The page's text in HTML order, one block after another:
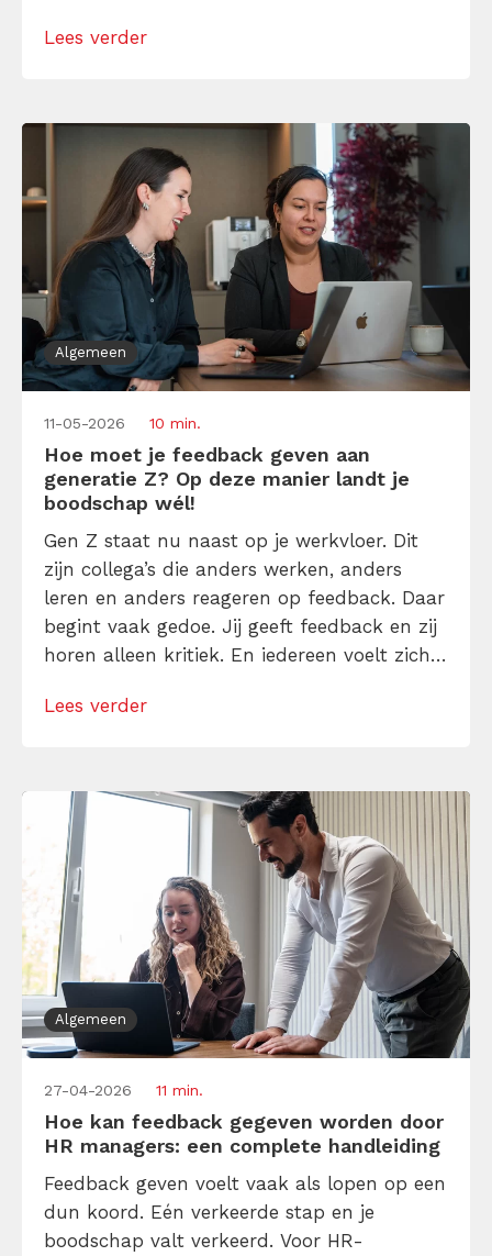
DESC-feedbackmodel lukt dat. Volg je deze
is.
Lees verder
Algemeen
11-05-2026 10 min.
Hoe moet je feedback geven aan
generatie Z? Op deze manier landt je
boodschap wél!
Gen Z staat nu naast op je werkvloer. Dit
zijn collega’s die anders werken, anders
leren en anders reageren op feedback. Daar
begint vaak gedoe. Jij geeft feedback en zij
horen alleen kritiek. En iedereen voelt zich
Waarom werkt traditionele feedback niet bij
Lees verder
Algemeen
27-04-2026 11 min.
Hoe kan feedback gegeven worden door
HR managers: een complete handleiding
Feedback geven voelt vaak als lopen op een
dun koord. Eén verkeerde stap en je
boodschap valt verkeerd. Voor HR-